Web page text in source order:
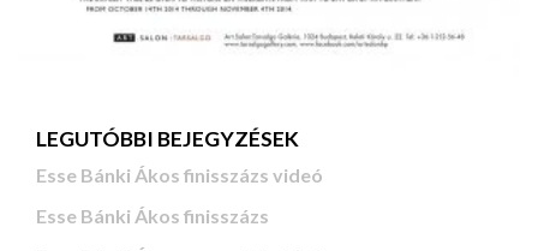
LEGUTÓBBI BEJEGYZÉSEK
Esse Bánki Ákos finisszázs videó
Esse Bánki Ákos finisszázs